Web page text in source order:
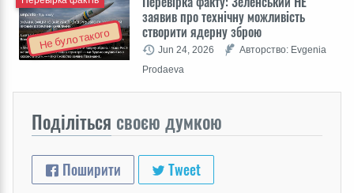
Не було такого
заявив про технічну можливість
створити ядерну зброю
Jun 24, 2026
Авторство: Evgenia
Prodaeva
Поділіться своєю думкою
Поширити Tweet